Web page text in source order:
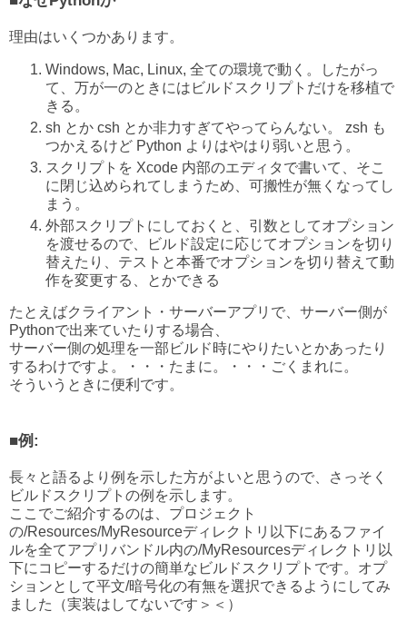
理由はいくつかあります。
Windows, Mac, Linux, 全ての環境で動く。したがっ
て、万が一のときにはビルドスクリプトだけを移植で
きる。
sh とか csh とか非力すぎてやってらんない。 zsh も
つかえるけど Python よりはやはり弱いと思う。
スクリプトを Xcode 内部のエディタで書いて、そこ
に閉じ込められてしまうため、可搬性が無くなってし
まう。
外部スクリプトにしておくと、引数としてオプション
を渡せるので、ビルド設定に応じてオプションを切り
替えたり、テストと本番でオプションを切り替えて動
作を変更する、とかできる
たとえばクライアント・サーバーアプリで、サーバー側が
Pythonで出来ていたりする場合、
サーバー側の処理を一部ビルド時にやりたいとかあったり
するわけですよ。・・・たまに。・・・ごくまれに。
そういうときに便利です。
■例:
長々と語るより例を示した方がよいと思うので、さっそく
ビルドスクリプトの例を示します。
ここでご紹介するのは、プロジェクト
の/Resources/MyResourceディレクトリ以下にあるファイ
ルを全てアプリバンドル内の/MyResourcesディレクトリ以
下にコピーするだけの簡単なビルドスクリプトです。オプ
ションとして平文/暗号化の有無を選択できるようにしてみ
ました（実装はしてないです＞＜）